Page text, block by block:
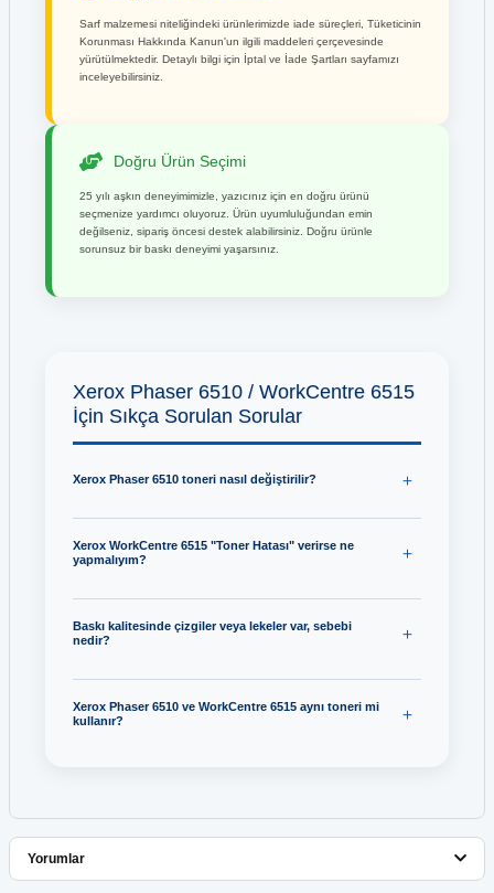
Sarf malzemesi niteliğindeki ürünlerimizde iade süreçleri, Tüketicinin
Korunması Hakkında Kanun'un ilgili maddeleri çerçevesinde
yürütülmektedir. Detaylı bilgi için İptal ve İade Şartları sayfamızı
inceleyebilirsiniz.
Doğru Ürün Seçimi
25 yılı aşkın deneyimimizle, yazıcınız için en doğru ürünü
seçmenize yardımcı oluyoruz. Ürün uyumluluğundan emin
değilseniz, sipariş öncesi destek alabilirsiniz. Doğru ürünle
sorunsuz bir baskı deneyimi yaşarsınız.
Xerox Phaser 6510 / WorkCentre 6515
İçin Sıkça Sorulan Sorular
Xerox Phaser 6510 toneri nasıl değiştirilir?
Xerox WorkCentre 6515 "Toner Hatası" verirse ne
yapmalıyım?
Baskı kalitesinde çizgiler veya lekeler var, sebebi
nedir?
Xerox Phaser 6510 ve WorkCentre 6515 aynı toneri mi
kullanır?
Yorumlar